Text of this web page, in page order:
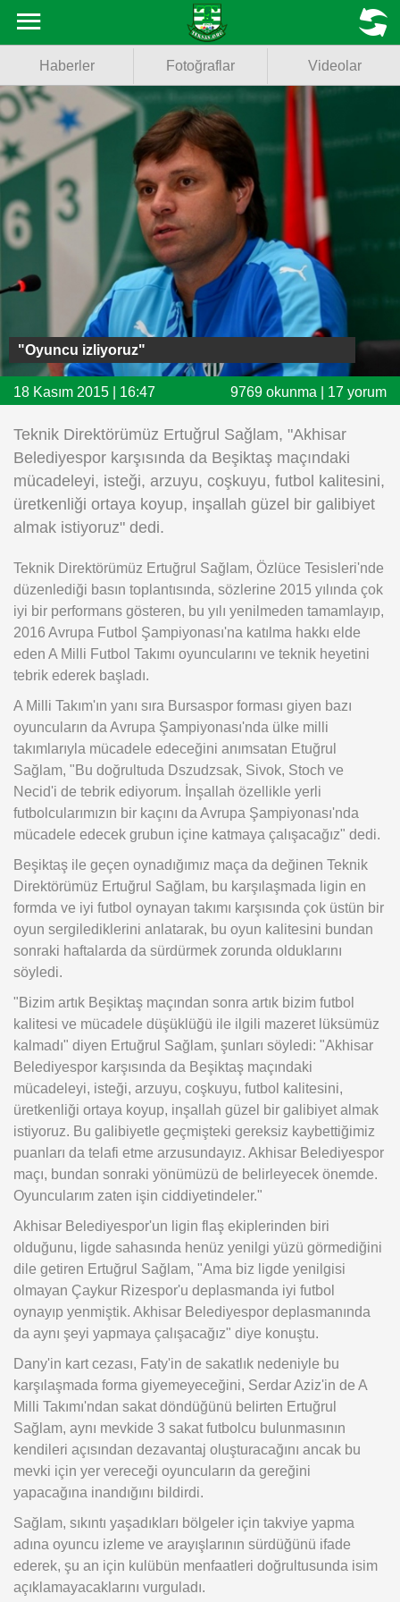
Fotoğraflar
Videolar
Basketbol
Voleybol
Puan Durumu
Fikstür
Facebook
Twitter
Instagram
Android
iOS
MENU
Haberler Fotoğraflar Videolar
"Oyuncu izliyoruz"
18 Kasım 2015 | 16:47 9769 okunma | 17 yorum
Teknik Direktörümüz Ertuğrul Sağlam, "Akhisar
Belediyespor karşısında da Beşiktaş maçındaki
mücadeleyi, isteği, arzuyu, coşkuyu, futbol kalitesini,
üretkenliği ortaya koyup, inşallah güzel bir galibiyet
almak istiyoruz" dedi.
Teknik Direktörümüz Ertuğrul Sağlam, Özlüce Tesisleri'nde
düzenlediği basın toplantısında, sözlerine 2015 yılında çok
iyi bir performans gösteren, bu yılı yenilmeden tamamlayıp,
2016 Avrupa Futbol Şampiyonası'na katılma hakkı elde
eden A Milli Futbol Takımı oyuncularını ve teknik heyetini
tebrik ederek başladı.
A Milli Takım'ın yanı sıra Bursaspor forması giyen bazı
oyuncuların da Avrupa Şampiyonası'nda ülke milli
takımlarıyla mücadele edeceğini anımsatan Etuğrul
Sağlam, "Bu doğrultuda Dszudzsak, Sivok, Stoch ve
Necid'i de tebrik ediyorum. İnşallah özellikle yerli
futbolcularımızın bir kaçını da Avrupa Şampiyonası'nda
mücadele edecek grubun içine katmaya çalışacağız" dedi.
Beşiktaş ile geçen oynadığımız maça da değinen Teknik
Direktörümüz Ertuğrul Sağlam, bu karşılaşmada ligin en
formda ve iyi futbol oynayan takımı karşısında çok üstün bir
oyun sergilediklerini anlatarak, bu oyun kalitesini bundan
sonraki haftalarda da sürdürmek zorunda olduklarını
söyledi.
"Bizim artık Beşiktaş maçından sonra artık bizim futbol
kalitesi ve mücadele düşüklüğü ile ilgili mazeret lüksümüz
kalmadı" diyen Ertuğrul Sağlam, şunları söyledi: "Akhisar
Belediyespor karşısında da Beşiktaş maçındaki
mücadeleyi, isteği, arzuyu, coşkuyu, futbol kalitesini,
üretkenliği ortaya koyup, inşallah güzel bir galibiyet almak
istiyoruz. Bu galibiyetle geçmişteki gereksiz kaybettiğimiz
puanları da telafi etme arzusundayız. Akhisar Belediyespor
maçı, bundan sonraki yönümüzü de belirleyecek önemde.
Oyuncularım zaten işin ciddiyetindeler."
Akhisar Belediyespor'un ligin flaş ekiplerinden biri
olduğunu, ligde sahasında henüz yenilgi yüzü görmediğini
dile getiren Ertuğrul Sağlam, "Ama biz ligde yenilgisi
olmayan Çaykur Rizespor'u deplasmanda iyi futbol
oynayıp yenmiştik. Akhisar Belediyespor deplasmanında
da aynı şeyi yapmaya çalışacağız" diye konuştu.
Dany'in kart cezası, Faty'in de sakatlık nedeniyle bu
karşılaşmada forma giyemeyeceğini, Serdar Aziz'in de A
Milli Takımı'ndan sakat döndüğünü belirten Ertuğrul
Sağlam, aynı mevkide 3 sakat futbolcu bulunmasının
kendileri açısından dezavantaj oluşturacağını ancak bu
mevki için yer vereceği oyuncuların da gereğini
yapacağına inandığını bildirdi.
Sağlam, sıkıntı yaşadıkları bölgeler için takviye yapma
adına oyuncu izleme ve arayışlarının sürdüğünü ifade
ederek, şu an için kulübün menfaatleri doğrultusunda isim
açıklamayacaklarını vurguladı.